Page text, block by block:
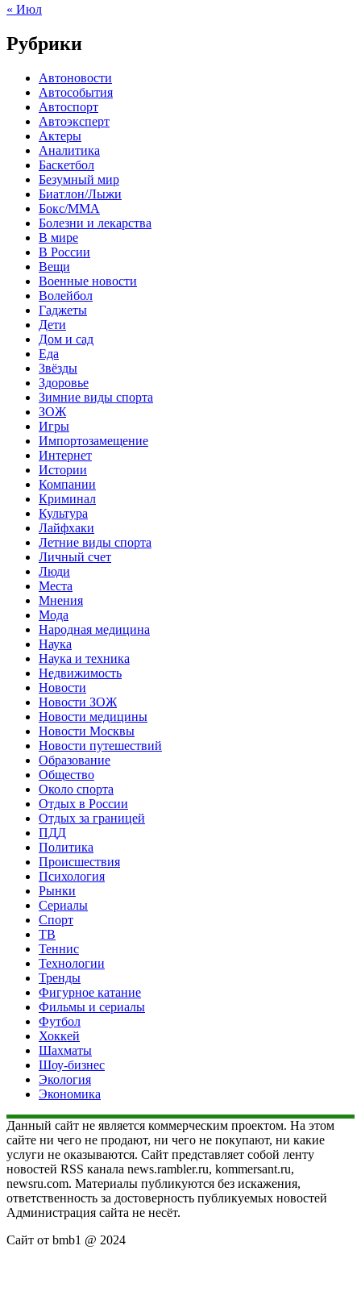
« Июл
Рубрики
Автоновости
Автособытия
Автоспорт
Автоэксперт
Актеры
Аналитика
Баскетбол
Безумный мир
Биатлон/Лыжи
Бокс/MMA
Болезни и лекарства
В мире
В России
Вещи
Военные новости
Волейбол
Гаджеты
Дети
Дом и сад
Еда
Звёзды
Здоровье
Зимние виды спорта
ЗОЖ
Игры
Импортозамещение
Интернет
Истории
Компании
Криминал
Культура
Лайфхаки
Летние виды спорта
Личный счет
Люди
Места
Мнения
Мода
Народная медицина
Наука
Наука и техника
Недвижимость
Новости
Новости ЗОЖ
Новости медицины
Новости Москвы
Новости путешествий
Образование
Общество
Около спорта
Отдых в России
Отдых за границей
ПДД
Политика
Происшествия
Психология
Рынки
Сериалы
Спорт
ТВ
Теннис
Технологии
Тренды
Фигурное катание
Фильмы и сериалы
Футбол
Хоккей
Шахматы
Шоу-бизнес
Экология
Экономика
Данный сайт не является коммерческим проектом. На этом
сайте ни чего не продают, ни чего не покупают, ни какие
услуги не оказываются. Сайт представляет собой ленту
новостей RSS канала news.rambler.ru, kommersant.ru,
newsru.com. Материалы публикуются без искажения,
ответственность за достоверность публикуемых новостей
Администрация сайта не несёт.
Сайт от bmb1 @ 2024